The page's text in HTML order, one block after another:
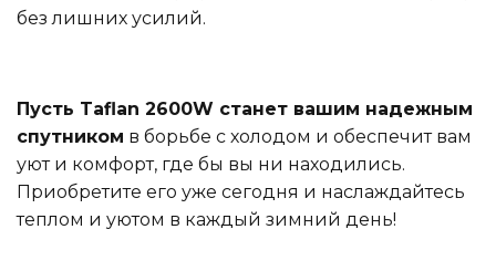
без лишних усилий.
Пусть Taflan 2600W станет вашим надежным
спутником в борьбе с холодом и обеспечит вам
уют и комфорт, где бы вы ни находились.
Приобретите его уже сегодня и наслаждайтесь
теплом и уютом в каждый зимний день!